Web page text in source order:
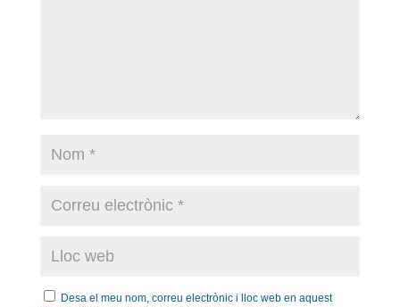
Desa el meu nom, correu electrònic i lloc web en aquest